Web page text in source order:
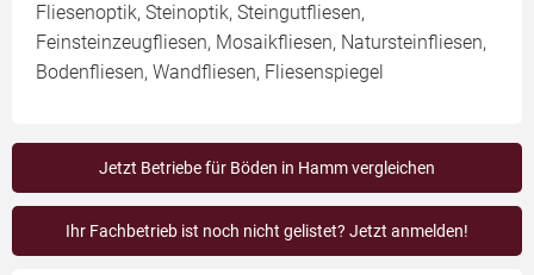
Fliesenoptik, Steinoptik, Steingutfliesen,
Feinsteinzeugfliesen, Mosaikfliesen, Natursteinfliesen,
Bodenfliesen, Wandfliesen, Fliesenspiegel
Jetzt Betriebe für Böden in Hamm vergleichen
Ihr Fachbetrieb ist noch nicht gelistet? Jetzt anmelden!